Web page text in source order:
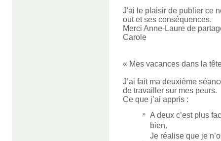
J'ai le plaisir de publier ce
out et ses conséquences.
Merci Anne-Laure de
Carole
« Mes vacances dans la
J’ai fait ma deuxième
de travailler sur mes peurs.
Ce que j’ai appris :
A deux c’est plus
bien.
Je réalise que je